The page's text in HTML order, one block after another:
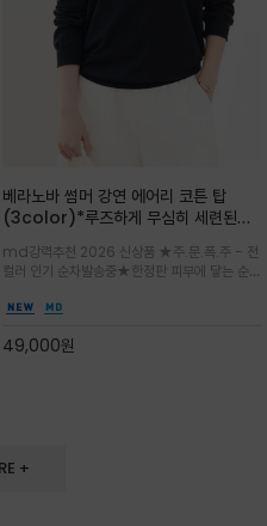
베라노바 썸머 강연 에어리 코튼 탑
(3color)*루즈하게 무심히 세련된핏/
품은 시원함: 우수한 통기성
md강력추천 2026 신상품 ★주.문.폭.주 - 전
컬러 인기 순차발송중★한정판 피부에 닿는 순간
한 터치감~★여름에 오히려 이런티을 입으셔야
을 즐기실수 있습니다^^
49,000원
+